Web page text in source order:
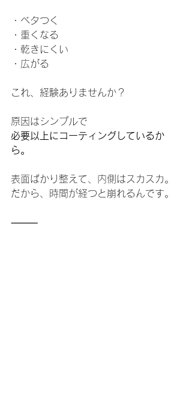
・ベタつく
・重くなる
・乾きにくい
・広がる
これ、経験ありませんか？
原因はシンプルで
必要以上にコーティングしているか
ら。
表面ばかり整えて、内側はスカスカ。
だから、時間が経つと崩れるんです。
⸻